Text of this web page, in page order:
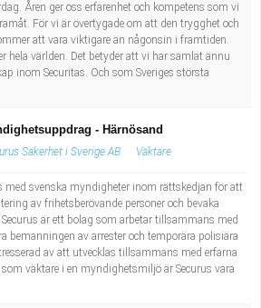
Åren ger oss erfarenhet och kompetens som vi
För vi är övertygade om att den trygghet och
att vara viktigare än någonsin i framtiden.
hela världen. Det betyder att vi har samlat ännu
inom Securitas. Och som Sveriges största
- Härnösand
Säkerhet i Sverige AB Väktare
svenska myndigheter inom rättskedjan för att
av frihetsberövande personer och bevaka
är ett bolag som arbetar tillsammans med
bemanningen av arrester och temporära polisiära
av att utvecklas tillsammans med erfarna
väktare i en myndighetsmiljö är Securus vara